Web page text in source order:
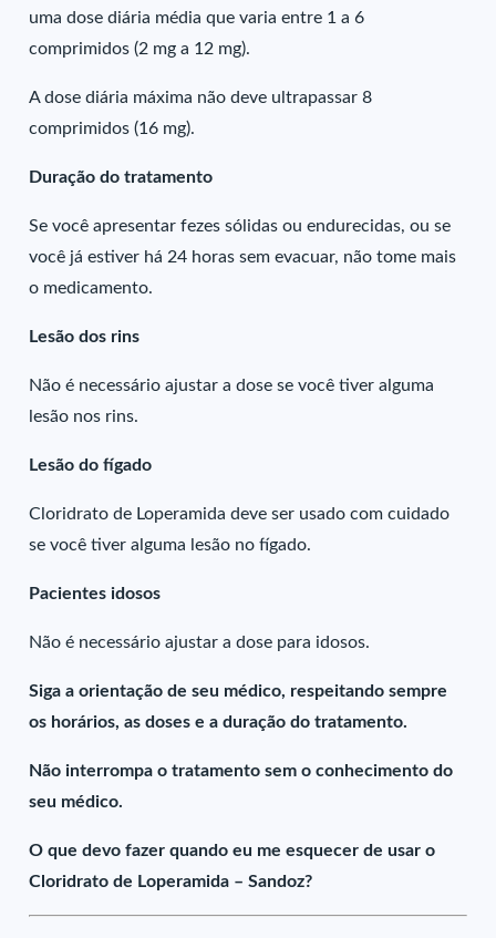
uma dose diária média que varia entre 1 a 6
comprimidos (2 mg a 12 mg).
A dose diária máxima não deve ultrapassar 8
comprimidos (16 mg).
Duração do tratamento
Se você apresentar fezes sólidas ou endurecidas, ou se
você já estiver há 24 horas sem evacuar, não tome mais
o medicamento.
Lesão dos rins
Não é necessário ajustar a dose se você tiver alguma
lesão nos rins.
Lesão do fígado
Cloridrato de Loperamida deve ser usado com cuidado
se você tiver alguma lesão no fígado.
Pacientes idosos
Não é necessário ajustar a dose para idosos.
Siga a orientação de seu médico, respeitando sempre
os horários, as doses e a duração do tratamento.
Não interrompa o tratamento sem o conhecimento do
seu médico.
O que devo fazer quando eu me esquecer de usar o
Cloridrato de Loperamida – Sandoz?